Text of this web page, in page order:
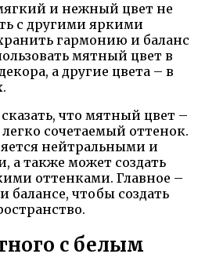
и нежный цвет не
с другими яркими
гармонию и баланс
мятный цвет в
а другие цвета – в
что мятный цвет –
сочетаемый оттенок.
нейтральными и
а также может создать
оттенками. Главное –
чтобы создать
с белым